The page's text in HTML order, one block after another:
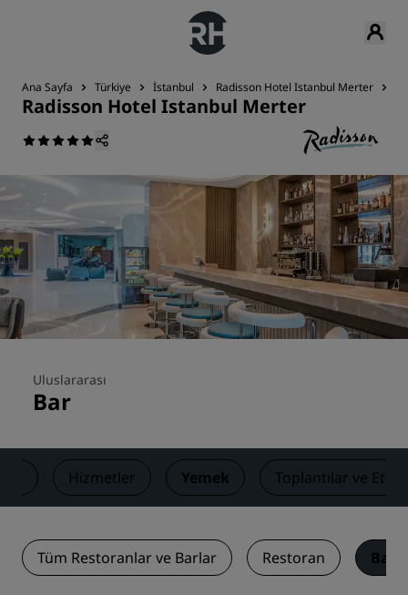
Ana Sayfa Türkiye İstanbul Radisson Hotel Istanbul Merter
Radisson Hotel Istanbul Merter
Uluslararası
Bar
Hizmetler Yemek Toplantılar ve
Tüm Restoranlar ve Barlar Restoran Bar